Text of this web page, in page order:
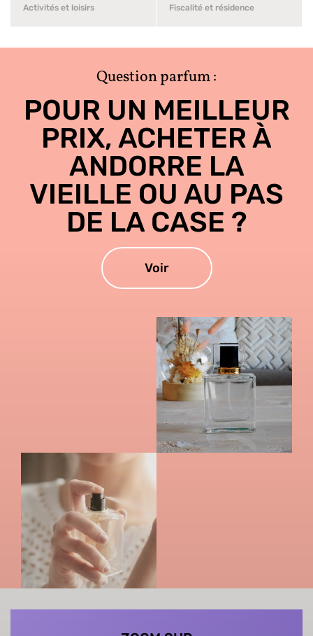
Activités et loisirs Fiscalité et résidence
Question parfum :
POUR UN MEILLEUR
PRIX, ACHETER À
ANDORRE LA
VIEILLE OU AU PAS
DE LA CASE ?
Voir